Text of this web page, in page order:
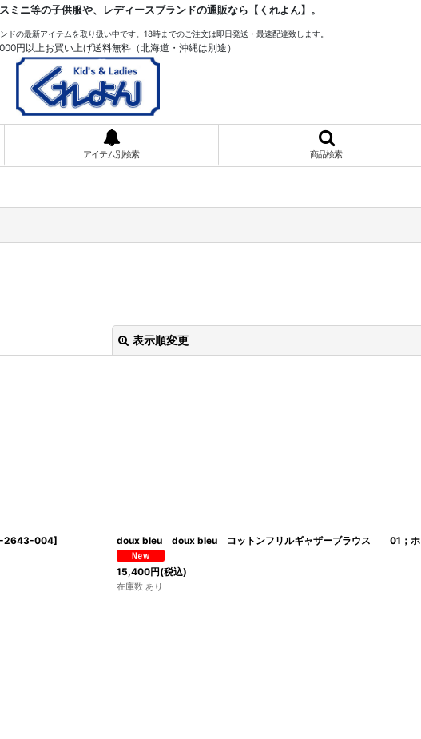
ミニ等の子供服や、レディースブランドの通販なら【くれよん】。
ドの最新アイテムを取り扱い中です。18時までのご注文は即日発送・最速配達致します。
円以上お買い上げ送料無料（北海道・沖縄は別途）
アイテム別検索 商品検索
表示順変更
2643-004] doux bleu doux bleu コットンフリルギャザーブラウス 01；ホ
15,400円(税込)
在庫数 あり